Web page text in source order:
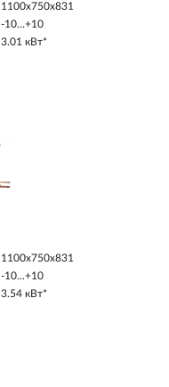
1100х750х831
-10…+10
3.01 кВт*
1100х750х831
-10...+10
3.54 кВт*